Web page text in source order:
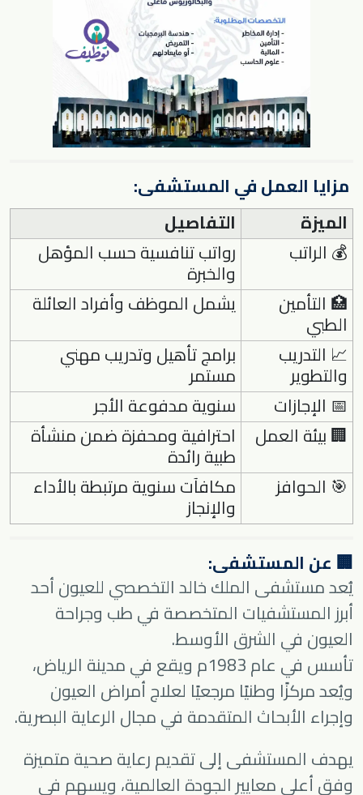
مزايا العمل في المستشفى:
الميزة
التفاصيل
💰 الراتب
رواتب تنافسية حسب المؤهل
والخبرة
🏥 التأمين
الطبي
يشمل الموظف وأفراد العائلة
📈 التدريب
والتطوير
برامج تأهيل وتدريب مهني
مستمر
📅 الإجازات
سنوية مدفوعة الأجر
🏢 بيئة العمل
احترافية ومحفزة ضمن منشأة
طبية رائدة
🎯 الحوافز
مكافآت سنوية مرتبطة بالأداء
والإنجاز
🏢 عن المستشفى:
يُعد مستشفى الملك خالد التخصصي للعيون أحد
أبرز المستشفيات المتخصصة في طب وجراحة
العيون في الشرق الأوسط.
تأسس في عام 1983م ويقع في مدينة الرياض،
ويُعد مركزًا وطنيًا مرجعيًا لعلاج أمراض العيون
وإجراء الأبحاث المتقدمة في مجال الرعاية البصرية.
يهدف المستشفى إلى تقديم رعاية صحية متميزة
وفق أعلى معايير الجودة العالمية، ويسهم في